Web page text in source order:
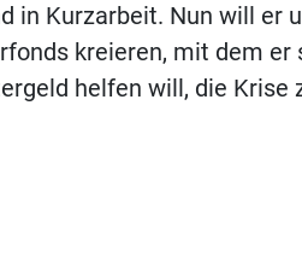
in Kurzarbeit. Nun will er
kreieren, mit dem er
helfen will, die Krise